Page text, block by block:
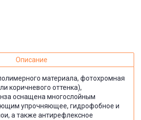
Описание
материала, фотохромная
коричневого оттенка),
оснащена многослойным
упрочняющее, гидрофобное и
а также антирефлексное